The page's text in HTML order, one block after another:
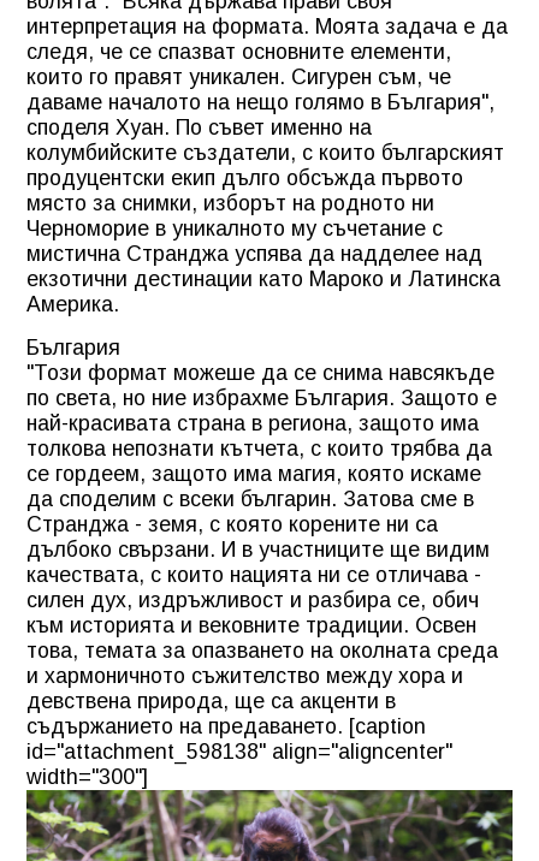
интерпретация на формата. Моята задача е да
следя, че се спазват основните елементи,
които го правят уникален. Сигурен съм, че
даваме началото на нещо голямо в България",
споделя Хуан. По съвет именно на
колумбийските създатели, с които българският
продуцентски екип дълго обсъжда първото
място за снимки, изборът на родното ни
Черноморие в уникалното му съчетание с
мистична Странджа успява да надделее над
екзотични дестинации като Мароко и Латинска
Америка.
България
"Този формат можеше да се снима навсякъде
по света, но ние избрахме България. Защото е
най-красивата страна в региона, защото има
толкова непознати кътчета, с които трябва да
се гордеем, защото има магия, която искаме
да споделим с всеки българин. Затова сме в
Странджа - земя, с която корените ни са
дълбоко свързани. И в участниците ще видим
качествата, с които нацията ни се отличава -
силен дух, издръжливост и разбира се, обич
към историята и вековните традиции. Освен
това, темата за опазването на околната среда
и хармоничното съжителство между хора и
девствена природа, ще са акценти в
съдържанието на предаването. [caption
id="attachment_598138" align="aligncenter"
width="300"]